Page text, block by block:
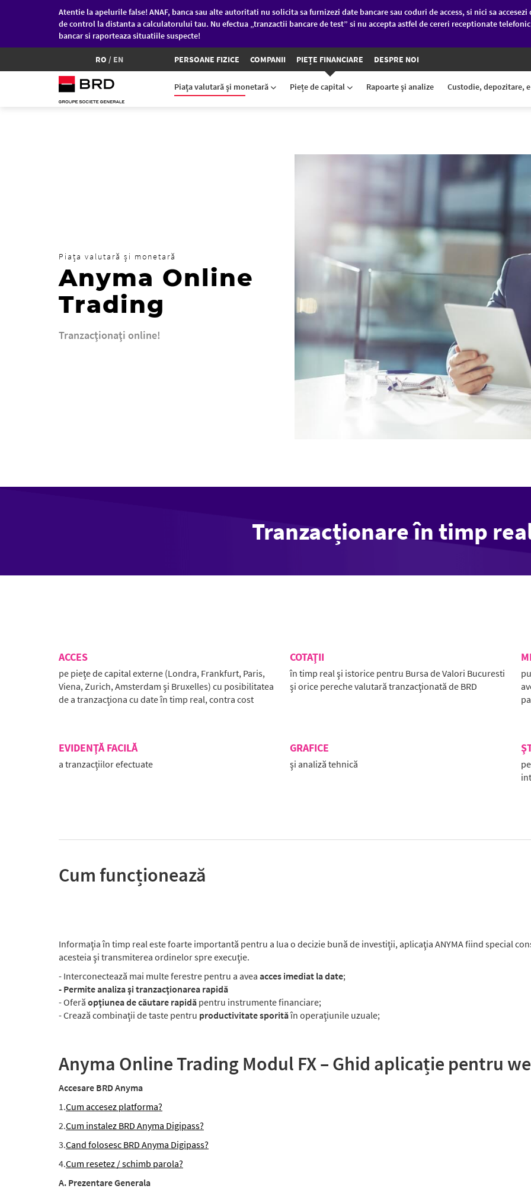
Atentie la apelurile false! ANAF, banca sau alte autoritati nu solicita sa furnizezi date bancare sau coduri de access, si nici sa
de control la distanta a calculatorului tau. Nu efectua „tranzactii bancare de test” si nu accepta astfel de cereri receptionate
bancar si raporteaza situatiile suspecte!
RO / EN PERSOANE FIZICE COMPANII PIEȚE FINANCIARE DESPRE NOI
Piaţa valutară şi monetară Piețe de capital Rapoarte şi analize Custodie, depozitare,
Piața valutară și monetară
Anyma Online
Trading
Tranzacţionaţi online!
Tranzacționare în timp
ACCES
pe pieţe de capital externe (Londra, Frankfurt, Paris,
Viena, Zurich, Amsterdam şi Bruxelles) cu posibilitatea
de a tranzacţiona cu date în timp real, contra cost
COTAŢII
în timp real şi istorice pentru Bursa de Valori Bucuresti
şi orice pereche valutară tranzacţionată de BRD
EVIDENŢĂ FACILĂ
a tranzacţiilor efectuate
GRAFICE
şi analiză tehnică
Cum funcționează
Informaţia în timp real este foarte importantă pentru a lua o decizie bună de investiţii, aplicaţia ANYMA fiind special
acesteia şi transmiterea ordinelor spre execuţie.
- Interconectează mai multe ferestre pentru a avea acces imediat la date;
- Permite analiza şi tranzacţionarea rapidă
- Oferă opţiunea de căutare rapidă pentru instrumente financiare;
- Crează combinaţii de taste pentru productivitate sporităîn operaţiunile uzuale;
Anyma Online Trading Modul FX – Ghid aplicație pentru
Accesare BRD Anyma
1.Cum accesez platforma?
2.Cum instalez BRD Anyma Digipass?
3.Cand folosesc BRD Anyma Digipass?
4.Cum resetez / schimb parola?
A. Prezentare Generala